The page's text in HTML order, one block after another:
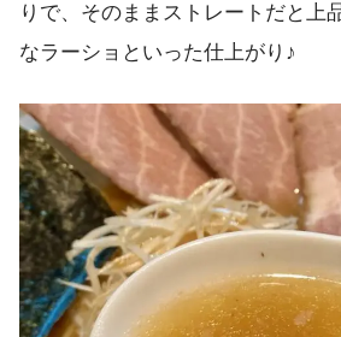
りで、そのままストレートだと上
なラーショといった仕上がり♪